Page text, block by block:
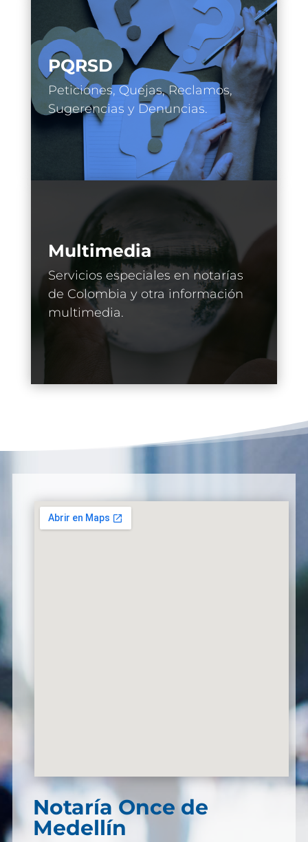
PQRSD
Peticiones, Quejas, Reclamos,
Sugerencias y Denuncias.
Multimedia
Servicios especiales en notarías
de Colombia y otra información
multimedia.
Notaría Once de
Medellín